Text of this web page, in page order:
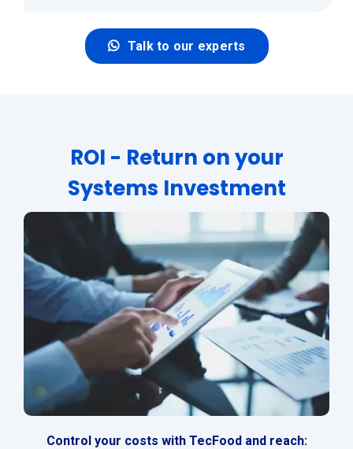
Talk to our experts
ROI - Return on your
Systems Investment
Control your costs with TecFood and reach: